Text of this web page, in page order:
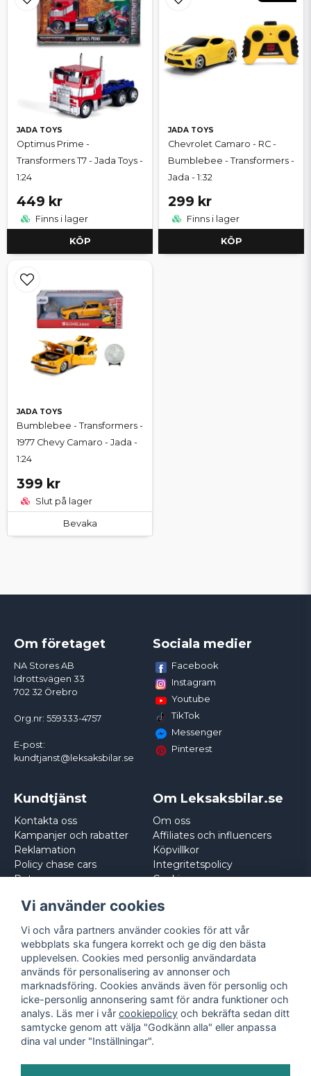
JADA TOYS
Optimus Prime -
Transformers T7 - Jada Toys -
1:24
449 kr
Finns i lager
KÖP
JADA TOYS
Chevrolet Camaro - RC -
Bumblebee - Transformers -
Jada - 1:32
299 kr
Finns i lager
KÖP
JADA TOYS
Bumblebee - Transformers -
1977 Chevy Camaro - Jada -
1:24
399 kr
Slut på lager
Bevaka
Om företaget
NA Stores AB
Idrottsvägen 33
702 32 Örebro
Org.nr: 559333-4757
E-post:
kundtjanst@leksaksbilar.se
Sociala medier
Facebook
Instagram
Youtube
TikTok
Messenger
Pinterest
Kundtjänst
Kontakta oss
Kampanjer och rabatter
Reklamation
Policy chase cars
Returnera
Om Leksaksbilar.se
Om oss
Affiliates och influencers
Köpvillkor
Integritetspolicy
Cookies
Vi använder cookies
Vi och våra partners använder cookies för att vår
webbplats ska fungera korrekt och ge dig den bästa
upplevelsen. Cookies med personlig användardata
används för personalisering av annonser och
marknadsföring. Cookies används även för personlig och
icke-personlig annonsering samt för andra funktioner och
analys. Läs mer i vår cookiepolicy och bekräfta sedan ditt
samtycke genom att välja "Godkänn alla" eller anpassa
dina val under "Inställningar".